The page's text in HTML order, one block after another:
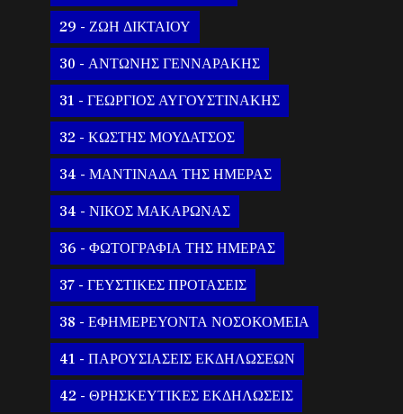
29 - ΖΩΗ ΔΙΚΤΑΙΟΥ
30 - ΑΝΤΩΝΗΣ ΓΕΝΝΑΡΑΚΗΣ
31 - ΓΕΩΡΓΙΟΣ ΑΥΓΟΥΣΤΙΝΑΚΗΣ
32 - ΚΩΣΤΗΣ ΜΟΥΔΑΤΣΟΣ
34 - ΜΑΝΤΙΝΑΔΑ ΤΗΣ ΗΜΕΡΑΣ
34 - ΝΙΚΟΣ ΜΑΚΑΡΩΝΑΣ
36 - ΦΩΤΟΓΡΑΦΙΑ ΤΗΣ ΗΜΕΡΑΣ
37 - ΓΕΥΣΤΙΚΕΣ ΠΡΟΤΑΣΕΙΣ
38 - ΕΦΗΜΕΡΕΥΟΝΤΑ ΝΟΣΟΚΟΜΕΙΑ
41 - ΠΑΡΟΥΣΙΑΣΕΙΣ ΕΚΔΗΛΩΣΕΩΝ
42 - ΘΡΗΣΚΕΥΤΙΚΕΣ ΕΚΔΗΛΩΣΕΙΣ